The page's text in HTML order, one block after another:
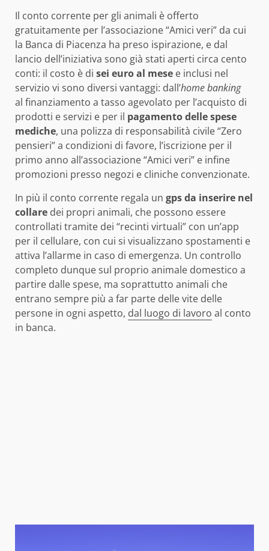
Il conto corrente per gli animali è offerto
gratuitamente per l’associazione “Amici veri” da cui
la Banca di Piacenza ha preso ispirazione, e dal
lancio dell’iniziativa sono già stati aperti circa cento
conti: il costo è di sei euro al mese e inclusi nel
servizio vi sono diversi vantaggi: dall’home banking
al finanziamento a tasso agevolato per l’acquisto di
prodotti e servizi e per il pagamento delle spese
mediche, una polizza di responsabilità civile “Zero
pensieri” a condizioni di favore, l’iscrizione per il
primo anno all’associazione “Amici veri” e infine
promozioni presso negozi e cliniche convenzionate.
In più il conto corrente regala un gps da inserire nel
collare dei propri animali, che possono essere
controllati tramite dei “recinti virtuali” con un’app
per il cellulare, con cui si visualizzano spostamenti e
attiva l’allarme in caso di emergenza. Un controllo
completo dunque sul proprio animale domestico a
partire dalle spese, ma soprattutto animali che
entrano sempre più a far parte delle vite delle
persone in ogni aspetto, dal luogo di lavoro al conto
in banca.